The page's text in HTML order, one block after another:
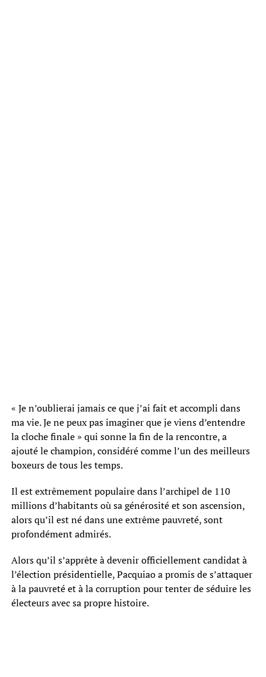
« Je n’oublierai jamais ce que j’ai fait et accompli dans
ma vie. Je ne peux pas imaginer que je viens d’entendre
la cloche finale » qui sonne la fin de la rencontre, a
ajouté le champion, considéré comme l’un des meilleurs
boxeurs de tous les temps.
Il est extrêmement populaire dans l’archipel de 110
millions d’habitants où sa générosité et son ascension,
alors qu’il est né dans une extrême pauvreté, sont
profondément admirés.
Alors qu’il s’apprête à devenir officiellement candidat à
l’élection présidentielle, Pacquiao a promis de s’attaquer
à la pauvreté et à la corruption pour tenter de séduire les
électeurs avec sa propre histoire.